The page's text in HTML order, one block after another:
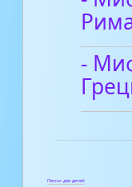
-
Песни для детей